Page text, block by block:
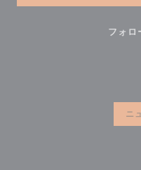
フォロ
ニ